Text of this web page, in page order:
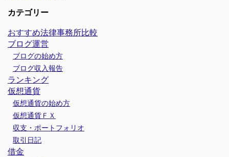
カテゴリー
おすすめ法律事務所比較
ブログ運営
ブログの始め方
ブログ収入報告
ランキング
仮想通貨
仮想通貨の始め方
仮想通貨ＦＸ
収支・ポートフォリオ
取引日記
借金